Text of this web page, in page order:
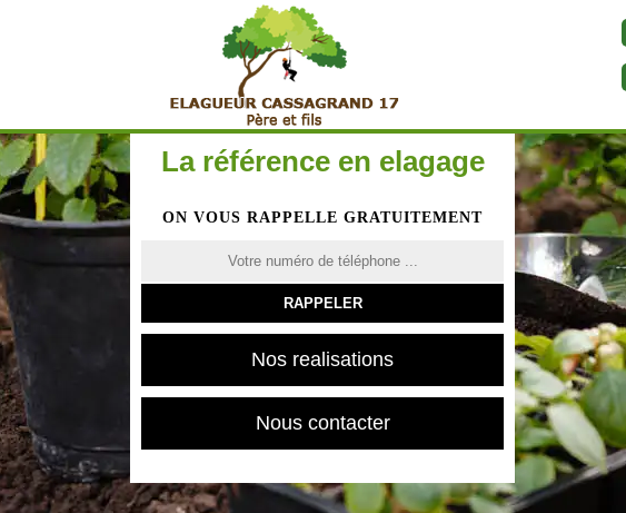
La référence en elagage
ON VOUS RAPPELLE GRATUITEMENT
Nos realisations
Nous contacter